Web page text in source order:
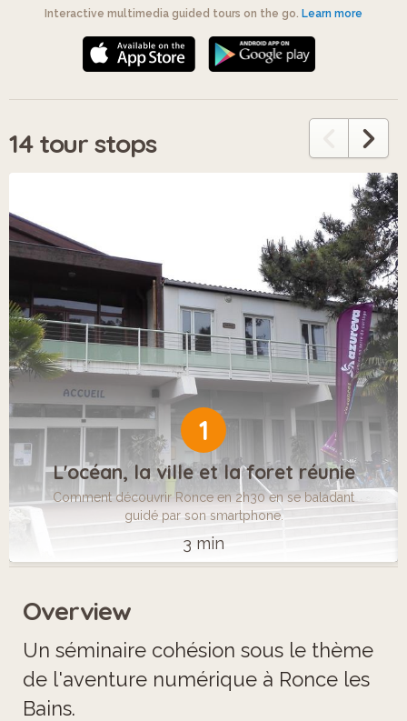
Interactive multimedia guided tours on the go. Learn more
14 tour stops
1
L'océan, la ville et la foret réunie
Comment découvrir Ronce en 2h30 en se baladant
guidé par son smartphone.
3 min
Overview
Un séminaire cohésion sous le thème
de l'aventure numérique à Ronce les
Bains.